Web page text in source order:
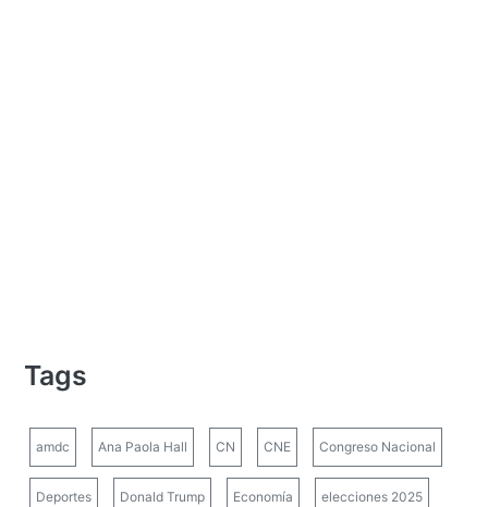
Tags
amdc Ana Paola Hall CN CNE Congreso Nacional
Deportes Donald Trump Economía elecciones 2025